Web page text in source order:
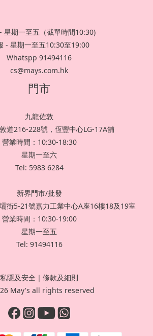
星期一至五（截單時間10:30)
- 星期一至五10:30至19:00
Whatspp 91494116
cs@mays.com.hk
門市
九龍佐敦
道216-228號，恆豐中心LG-17A舖
營業時間：10:30-18:30
星期一至六
Tel: 5983 6284
新界門市/批發
街5-21號嘉力工業中心A座16樓18及19室
營業時間：10:30-19:00
星期一至五
Tel: 91494116
私隱及安全 ｜ 條款及細則
May's all rights reserved